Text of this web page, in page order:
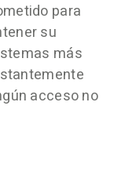
para
su
más
acceso no